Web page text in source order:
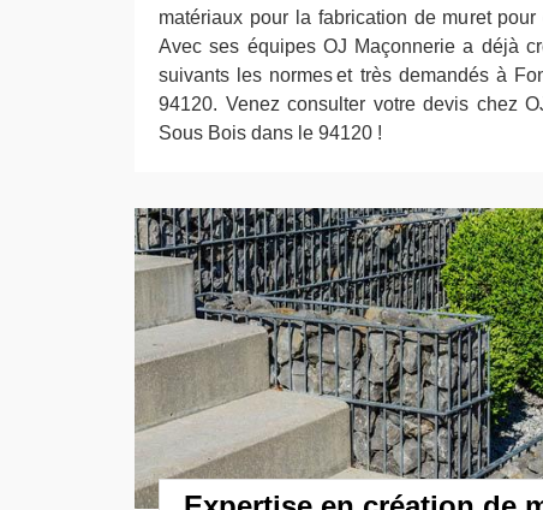
matériaux pour la fabrication de muret
Avec ses équipes OJ Maçonnerie a déjà
suivants les normes et très demandés à
94120. Venez consulter votre devis chez
Sous Bois dans le 94120 !